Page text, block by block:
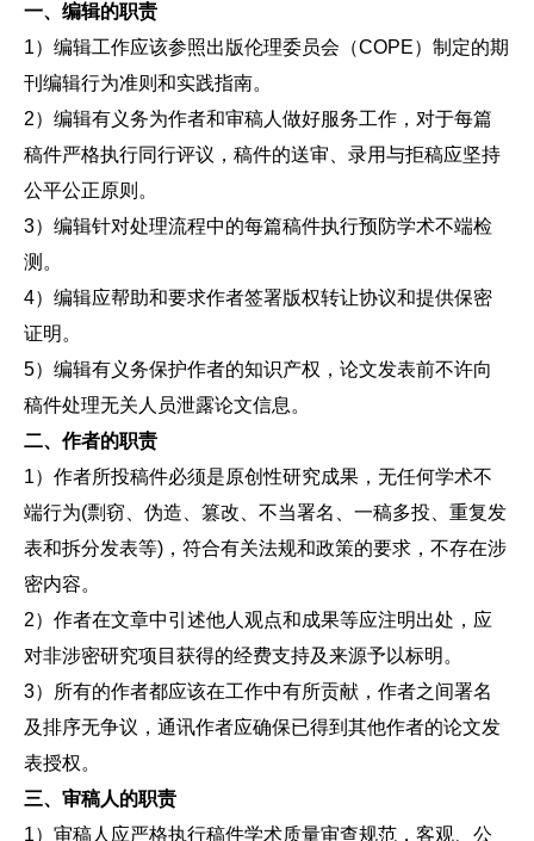
一、编辑的职责
1）编辑工作应该参照出版伦理委员会（COPE）制定的期
刊编辑行为准则和实践指南。
2）编辑有义务为作者和审稿人做好服务工作，对于每篇
稿件严格执行同行评议，稿件的送审、录用与拒稿应坚持
公平公正原则。
3）编辑针对处理流程中的每篇稿件执行预防学术不端检
测。
4）编辑应帮助和要求作者签署版权转让协议和提供保密
证明。
5）编辑有义务保护作者的知识产权，论文发表前不许向
稿件处理无关人员泄露论文信息。
二、作者的职责
1）作者所投稿件必须是原创性研究成果，无任何学术不
端行为(剽窃、伪造、篡改、不当署名、一稿多投、重复发
表和拆分发表等)，符合有关法规和政策的要求，不存在涉
密内容。
2）作者在文章中引述他人观点和成果等应注明出处，应
对非涉密研究项目获得的经费支持及来源予以标明。
3）所有的作者都应该在工作中有所贡献，作者之间署名
及排序无争议，通讯作者应确保已得到其他作者的论文发
表授权。
三、审稿人的职责
1）审稿人应严格执行稿件学术质量审查规范，客观、公